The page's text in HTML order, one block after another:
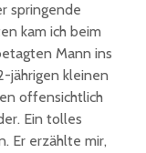
springende
kam ich beim
Mann ins
jährigen kleinen
offensichtlich
Ein tolles
Er erzählte mir,